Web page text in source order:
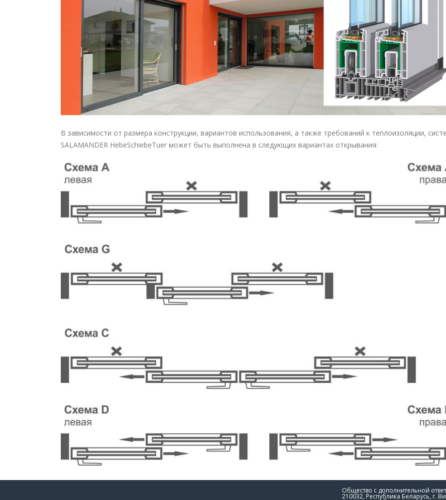
В зависимости от размера конструкции, вариантов использования, а также требований к теплоизоляции,
SALAMANDER HebeSchiebeTuer может быть выполнена в следующих вариантах открывания:
Общество с дополнительной
210032, Республика Беларусь, г.